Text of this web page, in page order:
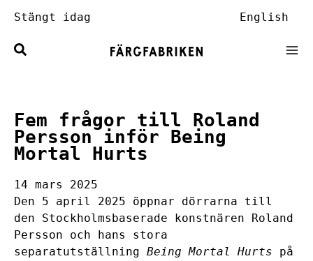
till
innehåll
Stängt idag English
Fem frågor till Roland
Persson inför Being
Mortal Hurts
14 mars 2025
Den 5 april 2025 öppnar dörrarna till
den Stockholmsbaserade konstnären Roland
Persson och hans stora
separatutställning Being Mortal Hurts på